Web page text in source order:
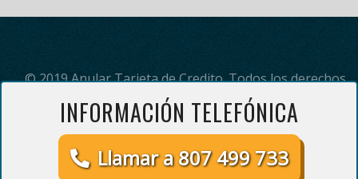
© 2019 Anular Tarjeta de Credito. Todos los derechos
reservados.
(*) Servicio de información telefónica prestado por Adding Servicios
por minuto (impuestos incluidos). Red fija telefónica, otras redes
consultar.
INFORMACIÓN TELEFÓNICA
Llamar a 807 499 733